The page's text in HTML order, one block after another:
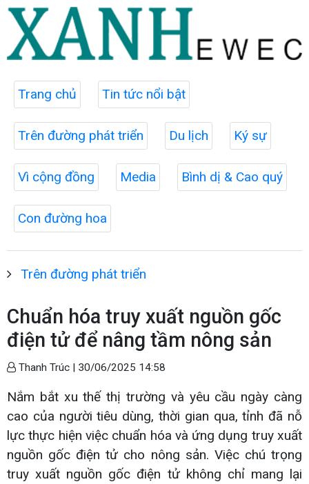
Trang chủ Tin tức nổi bật
Trên đường phát triển Du lịch Ký sự
Vì cộng đồng Media Bình dị & Cao quý
Con đường hoa
Trên đường phát triển
Chuẩn hóa truy xuất nguồn gốc
điện tử để nâng tầm nông sản
Thanh Trúc | 30/06/2025 14:58
Nắm bắt xu thế thị trường và yêu cầu ngày càng
cao của người tiêu dùng, thời gian qua, tỉnh đã nỗ
lực thực hiện việc chuẩn hóa và ứng dụng truy xuất
nguồn gốc điện tử cho nông sản. Việc chú trọng
truy xuất nguồn gốc điện tử không chỉ mang lại